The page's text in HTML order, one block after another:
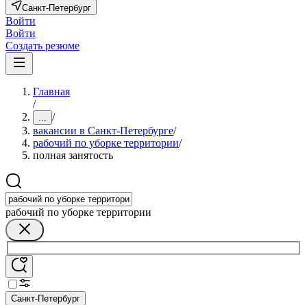
Санкт-Петербург
Войти
Войти
Создать резюме
Главная
/
... /
вакансии в Санкт-Петербурге/
рабочий по уборке территории/
полная занятость
рабочий по уборке территории
Санкт-Петербург